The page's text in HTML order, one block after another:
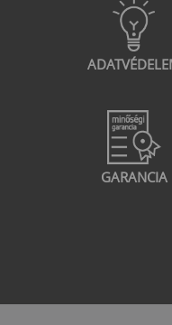
PowerPivot
connecting to
A little theory
Storing
macros
shortcuts,
the internet
GARANCIA